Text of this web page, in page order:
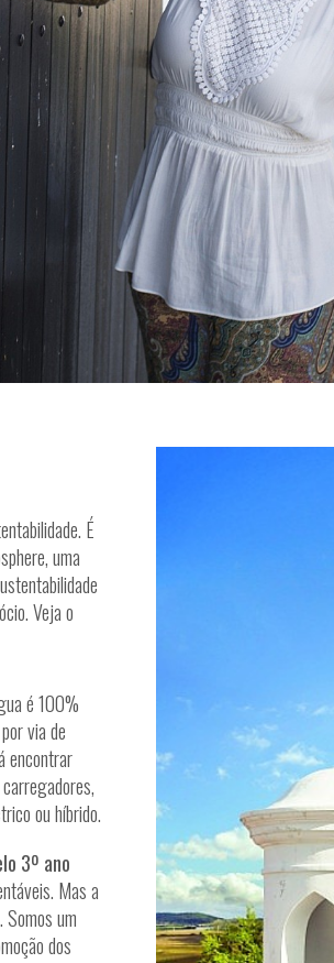
É
uma
Veja o
é 100%
via de
encontrar
ou híbrido.
3º ano
Mas a
Somos um
dos